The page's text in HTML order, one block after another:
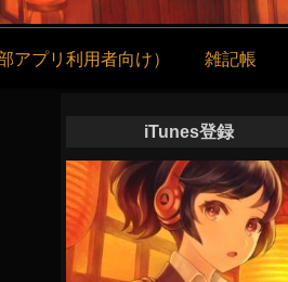
アプリ利用者向け） 雑記帳
iTunes登録